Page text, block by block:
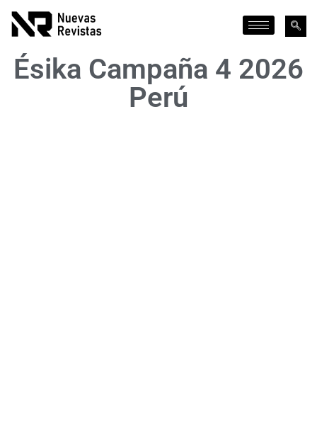
Ésika Campaña 4 2026
Perú